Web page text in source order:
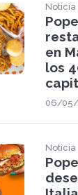
Noticia
en
los
06/
Noticia